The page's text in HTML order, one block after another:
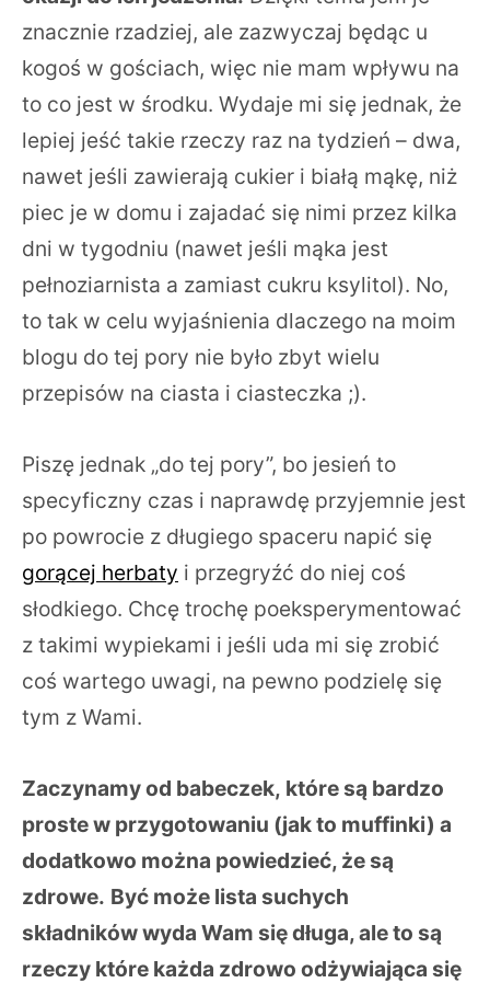
znacznie rzadziej, ale zazwyczaj będąc u
kogoś w gościach, więc nie mam wpływu na
to co jest w środku. Wydaje mi się jednak, że
lepiej jeść takie rzeczy raz na tydzień – dwa,
nawet jeśli zawierają cukier i białą mąkę, niż
piec je w domu i zajadać się nimi przez kilka
dni w tygodniu (nawet jeśli mąka jest
pełnoziarnista a zamiast cukru ksylitol). No,
to tak w celu wyjaśnienia dlaczego na moim
blogu do tej pory nie było zbyt wielu
przepisów na ciasta i ciasteczka ;).
Piszę jednak „do tej pory”, bo jesień to
specyficzny czas i naprawdę przyjemnie jest
po powrocie z długiego spaceru napić się
gorącej herbaty i przegryźć do niej coś
słodkiego. Chcę trochę poeksperymentować
z takimi wypiekami i jeśli uda mi się zrobić
coś wartego uwagi, na pewno podzielę się
tym z Wami.
Zaczynamy od babeczek, które są bardzo
proste w przygotowaniu (jak to muffinki) a
dodatkowo można powiedzieć, że są
zdrowe. Być może lista suchych
składników wyda Wam się długa, ale to są
rzeczy które każda zdrowo odżywiająca się